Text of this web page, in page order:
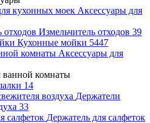
Аксессуары для
Измельчитель отходов 39
Кухонные мойки 5447
Аксессуары для
ванной комнаты
14
Держатели
33
Держатель для салфеток